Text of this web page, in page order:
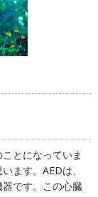
とになっていま
ます。AEDは、
です。この心臓